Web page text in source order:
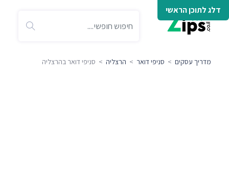
דלג לתוכן הראשי
מדריך עסקים > סניפי דואר > הרצליה > סניפי דואר בהרצליה